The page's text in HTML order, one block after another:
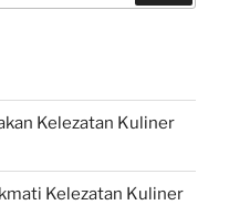
Kelezatan Kuliner
Kelezatan Kuliner